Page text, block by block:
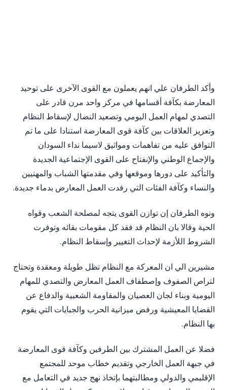
وأكد الطرفان علي انهم يعملون مع القوى الآخرى على توحيد
المعارضة بكآفة أقسامها في مركز واحد مرن قادر على
التصدي لمهام العمل اليومي وتصعيد النضال لإسقاط النظام
وتعزيز العلاقات بين كآفة قوى المعارضة استنادا على ما تم
التوافق عليه من تفاهمات ومواثيق لاسيما نداء السودان
والإجماع الوطني والإنفتاح على القوى الإجتماعية الجديدة
والتأكيد على دورها وموقعها وفي مقدمتها الشباب والمهنيين
والنساء وكآفة الفئات التي رفدت العمل المعارض بدماء جديدة.
ونوه الطرفان إن توازن القوى يتجه لمصلحة الشعب وقواه
الحية وقالا بان النظام قد فقد كل مقومات بقائه وتوفرت
الشروط اللأزمة لإحداث التغيير وإسقاط النظام.
مشيرين الي ان المعركة مع النظام تظل طويلة ومعقدة وتحتاج
لتراص الصفوف وإصطفاف العمل المعارض والتصدي للمهام
اليومية وبناء لجان العصيان والمقاومة الشعبية والدفاع عن
القضايا المعيشية ورفض ميزانية الحرب والجبايات التي يقوم
بها النظام.
فضلا عن العمل المشترك بين الطرفين وكآفة قوى المعارضة
في جبهة العمل الخارجي وتقديم خطاب موحد للمجتمع
الإقليمي والدولي ومطالبتهما بإتخاذ نهج جديد في التعامل مع